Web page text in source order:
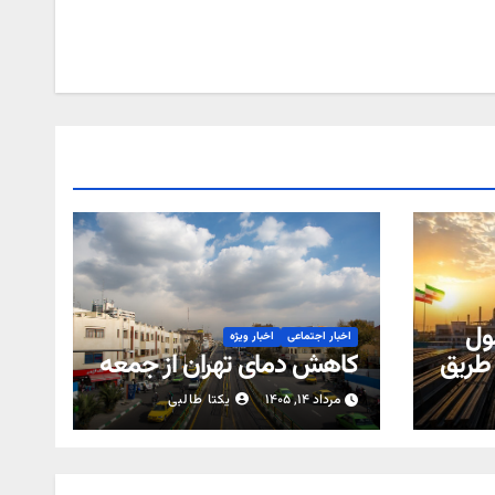
طریق
اخبار اجتماعی اخبار ویژه
کاهش دمای تهران از جمعه
مرداد ۱۴, ۱۴۰۵ یکتا طالبی